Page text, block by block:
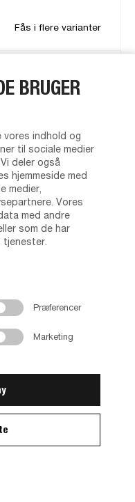
BRUGER
indhold og
til sociale medier
deler også
hjemmeside med
medier,
Vores
med andre
som de har
Præferencer
Marketing
Fås i flere varianter